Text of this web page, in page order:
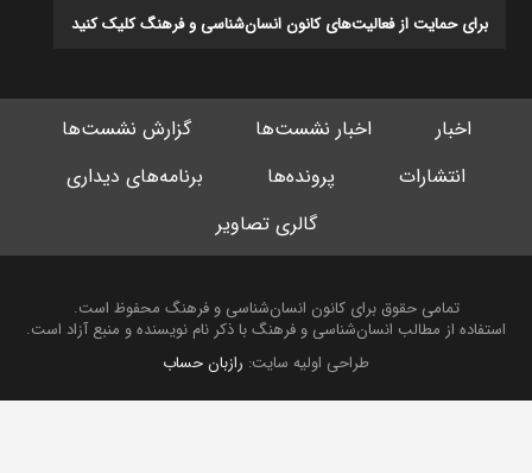
برای حمایت از فعالیت‌های کانون انسان‌شناسی و فرهنگ کلیک کنید
اخبار اخبار نشست‌ها
گزارش نشست‌ها
انتشارات
پرونده‌ها
برنامه‌های دیداری
گالری تصاویر
تمامی حقوق برای کانون انسان‌شناسی و فرهنگ محفوظ است.
استفاده از مطالب انسان‌شناسی و فرهنگ با ذکر نام نویسنده و منبع آزاد است.
طراحی اولیه سایت:رازبان حساب